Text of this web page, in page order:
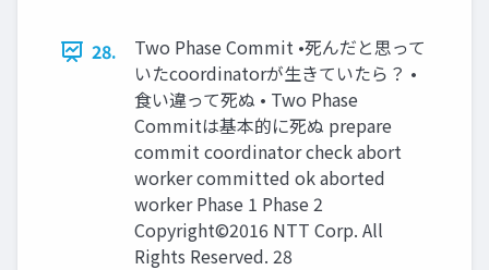
28.
Two Phase Commit •死んだと思って
いたcoordinatorが生きていたら？ •
食い違って死ぬ • Two Phase
Commitは基本的に死ぬ prepare
commit coordinator check abort
worker committed ok aborted
worker Phase 1 Phase 2
Copyright©2016 NTT Corp. All
Rights Reserved. 28